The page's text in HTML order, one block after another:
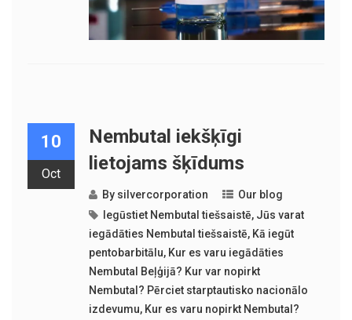
10
Oct
Nembutal iekšķīgi
lietojams šķīdums
By silvercorporation
Our blog
Iegūstiet Nembutal tiešsaistē, Jūs varat
iegādāties Nembutal tiešsaistē, Kā iegūt
pentobarbitālu, Kur es varu iegādāties
Nembutal Beļģijā? Kur var nopirkt
Nembutal? Pērciet starptautisko nacionālo
izdevumu, Kur es varu nopirkt Nembutal?